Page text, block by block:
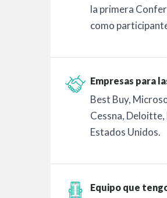
la primera
como
Empresas para
Best Buy,
Cessna,
Estados Unidos.
Equipo que